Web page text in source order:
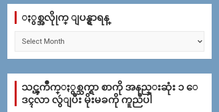
c
ႏွစ္အလိုုက္ ျပန္ရွာရန္
က္
န္
သင္ၾကိဳက္ႏွစ္သက္ရာ စာကို အနည္းဆုံး ၁ ေ
ဒၚလာ လွဴျပီး မိုးမခကို ကူညီပါ